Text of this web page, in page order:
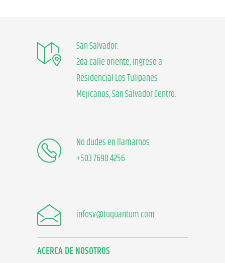
San Salvador:
2da calle oriente, ingreso a
Residencial Los Tulipanes
Mejicanos, San Salvador Centro.
No dudes en llamarnos
+503 7690 4256
infosv@tuquantum.com
ACERCA DE NOSOTROS